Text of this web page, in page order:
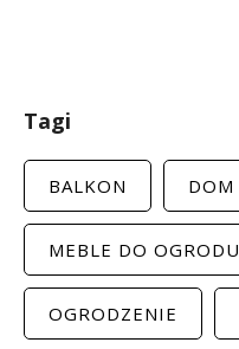
Tagi
BALKON DOM
MEBLE DO OGRODU
OGRODZENIE